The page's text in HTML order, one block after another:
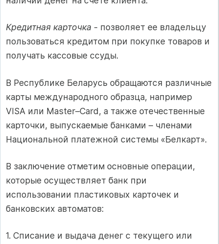
Кредитная карточка - позволяет ее владельцу
пользоваться кредитом при покупке товаров и
получать кассовые ссуды.
В Республике Беларусь обращаются различные
карты международного образца, например
VISA или Master–Card, а также отечественные
карточки, выпускаемые банками – членами
Национальной платежной системы «Белкарт».
В заключение отметим основные операции,
которые осуществляет банк при
использовании пластиковых карточек и
банковских автоматов:
1. Списание и выдача денег с текущего или